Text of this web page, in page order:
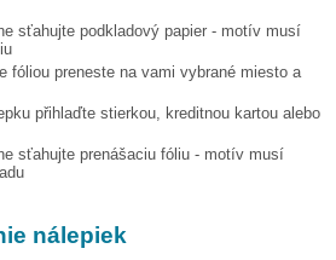
sťahujte podkladový papier - motív musí
fóliou preneste na vami vybrané miesto a
přihlaďte stierkou, kreditnou kartou alebo
sťahujte prenášaciu fóliu - motív musí
nálepiek